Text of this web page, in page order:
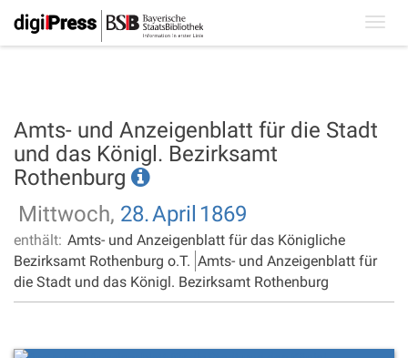
Amts- und Anzeigenblatt für die Stadt
und das Königl. Bezirksamt
Rothenburg
Mittwoch, 28.April 1869
enthält: Amts- und Anzeigenblatt für das Königliche
Bezirksamt Rothenburg o.T. Amts- und Anzeigenblatt für
die Stadt und das Königl. Bezirksamt Rothenburg